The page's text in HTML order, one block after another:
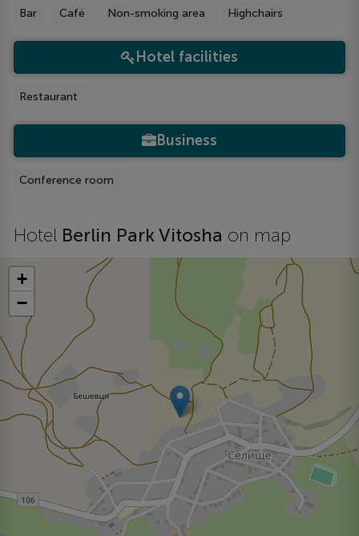
Bar Café Non-smoking area Highchairs
Hotel facilities
Restaurant
Business
Conference room
Hotel Berlin Park Vitosha on map
+
−